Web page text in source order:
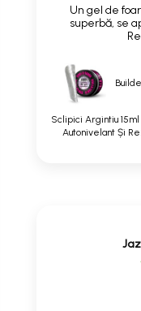
Un gel de
superbă, se
Sclipici Argintiu
Autonivelant Și